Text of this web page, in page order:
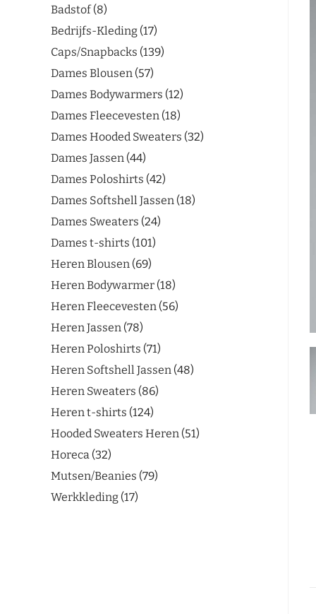
Badstof 8
Bedrijfs-Kleding 17
Caps/Snapbacks 139
Dames Blousen 57
Dames Bodywarmers 12
Dames Fleecevesten 18
Dames Hooded Sweaters 32
Dames Jassen 44
Dames Poloshirts 42
Dames Softshell Jassen 18
Dames Sweaters 24
Dames t-shirts 101
Heren Blousen 69
Heren Bodywarmer 18
Heren Fleecevesten 56
Heren Jassen 78
Heren Poloshirts 71
Heren Softshell Jassen 48
Heren Sweaters 86
Heren t-shirts 124
Hooded Sweaters Heren 51
Horeca 32
Mutsen/Beanies 79
Werkkleding 17